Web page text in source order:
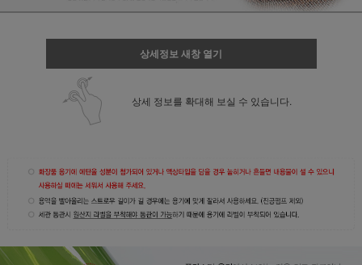
상세정보 새창 열기
상세 정보를 확대해 보실 수 있습니다.